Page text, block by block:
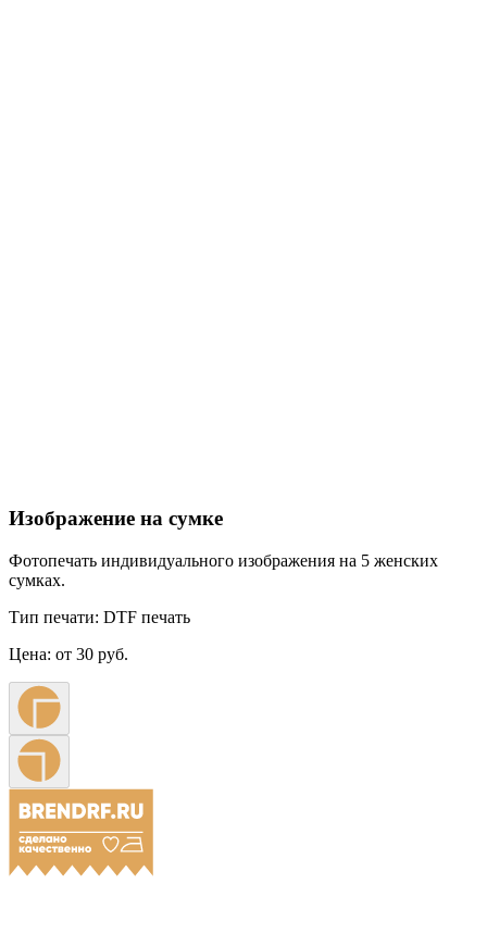
Изображение на сумке
Фотопечать индивидуального изображения на 5 женских
сумках.
Тип печати: DTF печать
Цена: от 30 руб.